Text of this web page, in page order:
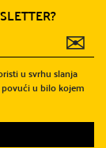
✉
u svrhu slanja
u bilo kojem